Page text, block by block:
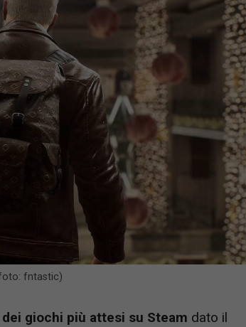
fntastic)
dei giochi più attesi su Steam dato il